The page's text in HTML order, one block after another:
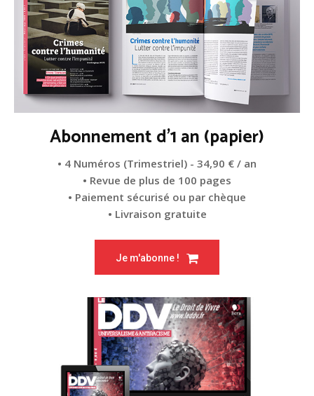
Abonnement d'1 an (papier)
• 4 Numéros (Trimestriel) - 34,90 € / an
• Revue de plus de 100 pages
• Paiement sécurisé ou par chèque
• Livraison gratuite
Je m'abonne !